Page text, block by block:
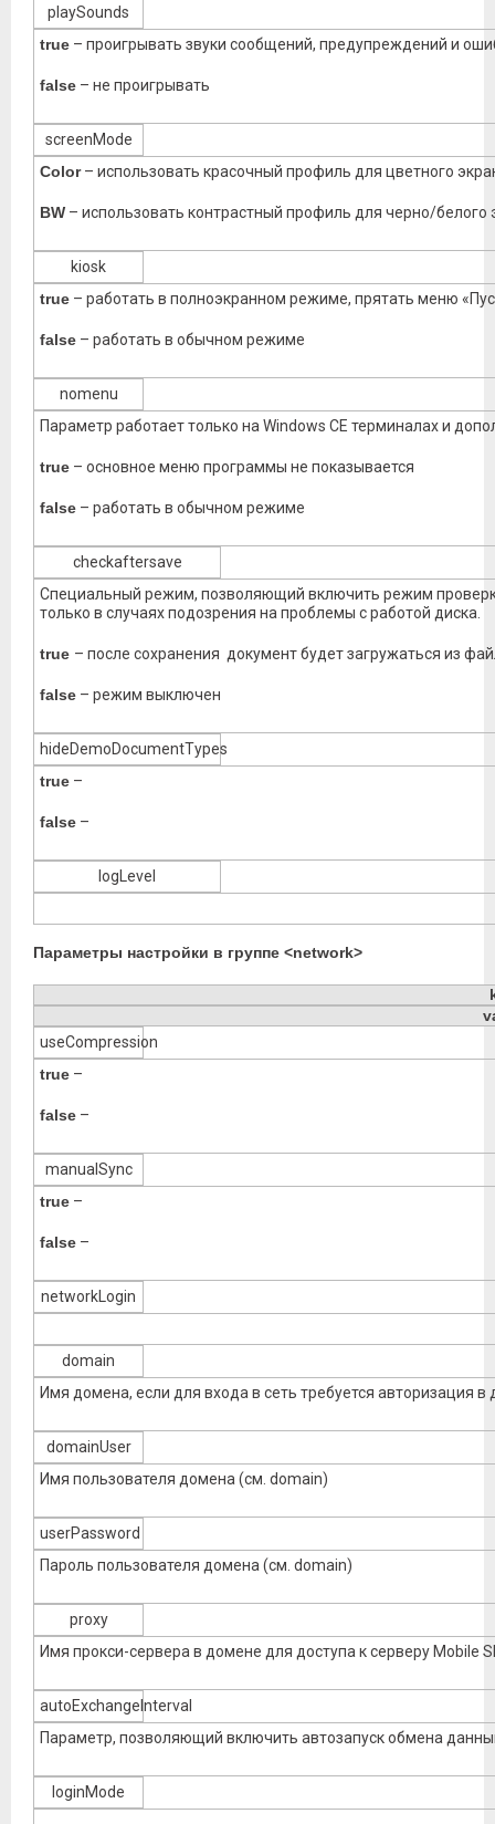
playSounds
true – проигрывать звуки сообщений, предупреждений и
false – не проигрывать
screenMode
Color– использовать красочный профиль для цветного
BW – использовать контрастный профиль для черно/белого
kiosk
true – работать в полноэкранном режиме, прятать меню
false – работать в обычном режиме
nomenu
Параметр работает только на Windows CE терминалах и
true – основное меню программы не показывается
false – работать в обычном режиме
checkaftersave
Специальный режим, позволяющий включить режим
только в случаях подозрения на проблемы с работой диска.
true – после сохранения документ будет загружаться из
false – режим выключен
hideDemoDocumentTypes
true –
false –
logLevel
Параметры настройки в группе <network>
useCompression
true –
false –
manualSync
true –
false –
networkLogin
domain
Имя домена, если для входа в сеть требуется авторизация в
domainUser
Имя пользователя домена (см. domain)
userPassword
Пароль пользователя домена (см. domain)
proxy
Имя прокси-сервера в домене для доступа к серверу Mobile
autoExchangeInterval
Параметр, позволяющий включить автозапуск обмена
loginMode